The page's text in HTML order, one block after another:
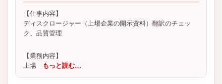
【仕事内容】
ディスクロージャー（上場企業の開示資料）翻訳のチェッ
ク、品質管理
【業務内容】
上場 もっと読む…